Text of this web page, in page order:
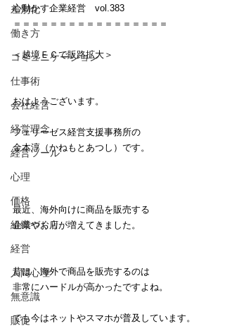
差別化
働き方
コミュニケーション
仕事術
会社経営
経営理念
経営ツール
心理
価格
組織づくり
経営
人間心理
無意識
販促
心動かす企業経営　vol.383
＝＝＝＝＝＝＝＝＝＝＝＝＝＝＝＝＝
＜越境ＥＣで販路拡大＞
おはようございます。
フェリーゼス経営支援事務所の
金本淳（かねもとあつし）です。
最近、海外向けに商品を販売する
企業やお店が増えてきました。
昔は、海外で商品を販売するのは
非常にハードルが高かったですよね。
でも今はネットやスマホが普及しています。